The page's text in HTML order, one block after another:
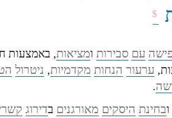
$
עם סבירות ומציאות, באמצעות
ערעור הנחות מקדמיות, ניטרול
.
ובחינת היסקים מאורגנים בדירוג